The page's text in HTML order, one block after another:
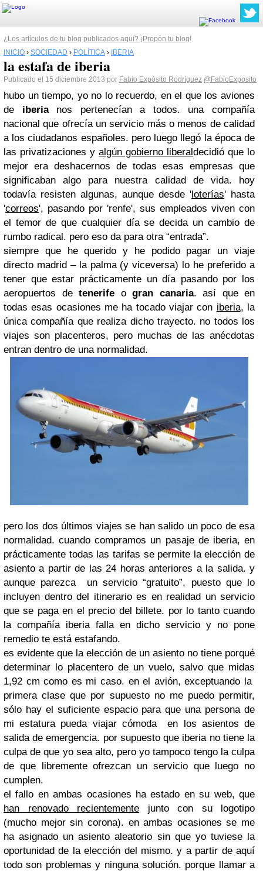
¿Los artículos de tu blog publicados aquí? ¡Propón tu blog!
INICIO › SOCIEDAD › POLÍTICA › IBERIA
la estafa de iberia
Publicado el 15 diciembre 2013 por Fabio Expósito Rodríguez @FabioExposito
hubo un tiempo, yo no lo recuerdo, en el que los aviones
de iberianos pertenecían a todos. una compañía
nacional que ofrecía un servicio más o menos de calidad
a los ciudadanos españoles. pero luego llegó la época de
las privatizaciones y algún gobierno liberaldecidió que lo
mejor era deshacernos de todas esas empresas que
significaban algo para nuestra calidad de vida. hoy
todavía resisten algunas, aunque desde 'loterías' hasta
'correos', pasando por 'renfe', sus empleados viven con
el temor de que cualquier día se decida un cambio de
rumbo radical. pero eso da para otra “entrada”.
siempre que he querido y he podido pagar un viaje
directo madrid – la palma (y viceversa) lo he preferido a
tener que estar prácticamente un día pasando por los
aeropuertos de tenerife o gran canaria. así que en
todas esas ocasiones me ha tocado viajar con iberia, la
única compañía que realiza dicho trayecto. no todos los
viajes son placenteros, pero muchas de las anécdotas
entran dentro de una normalidad.
pero los dos últimos viajes se han salido un poco de esa
normalidad. cuando compramos un pasaje de iberia, en
prácticamente todas las tarifas se permite la elección de
asiento a partir de las 24 horas anteriores a la salida. y
aunque parezca un servicio “gratuito”, puesto que lo
incluyen dentro del itinerario es en realidad un servicio
que se paga en el precio del billete. por lo tanto cuando
la compañía iberia falla en dicho servicio y no pone
remedio te está estafando.
es evidente que la elección de un asiento no tiene porqué
determinar lo placentero de un vuelo, salvo que midas
1,92 cm como es mi caso. en el avión, exceptuando la
primera clase que por supuesto no me puedo permitir,
sólo hay el suficiente espacio para que una persona de
mi estatura pueda viajar cómoda en los asientos de
salida de emergencia. por supuesto que iberia no tiene la
culpa de que yo sea alto, pero yo tampoco tengo la culpa
de que libremente ofrezcan un servicio que luego no
cumplen.
el fallo en ambas ocasiones ha estado en su web, que
han renovado recientemente junto con su logotipo
(mucho mejor sin corona). en ambas ocasiones se me
ha asignado un asiento aleatorio sin que yo tuviese la
oportunidad de la elección del mismo. y a partir de aquí
todo son problemas y ninguna solución. porque llamar a